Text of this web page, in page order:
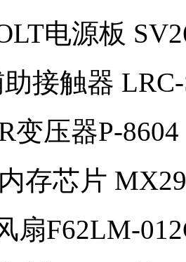
电源板
接触器 LRC-
变压器P-8604
存芯片
扇F62LM-